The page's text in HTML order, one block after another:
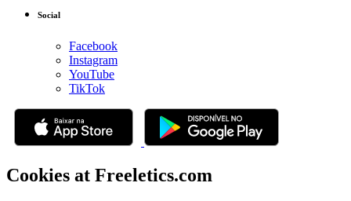
Social
Facebook
Instagram
YouTube
TikTok
Cookies at Freeletics.com